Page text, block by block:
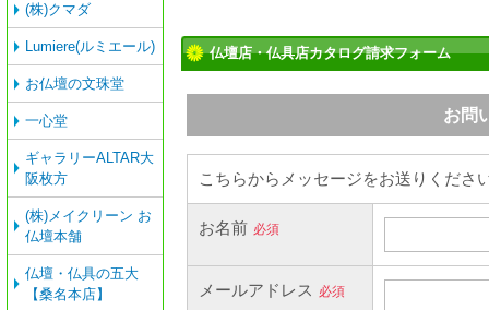
仏壇店・仏具店カタログ請求フォーム
(株)クマダ
Lumiere(ルミエール)
お仏壇の文珠堂
一心堂
ギャラリーALTAR大
阪枚方
(株)メイクリーン お
仏壇本舗
仏壇・仏具の五大
【桑名本店】